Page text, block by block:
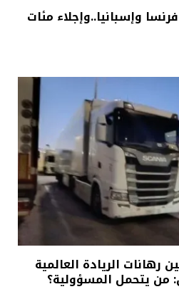
وإسبانيا..وإجلاء مئات
رهانات الريادة العالمية
من يتحمل المسؤولية؟